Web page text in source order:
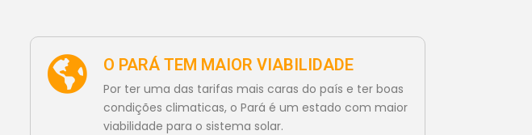
O PARÁ TEM MAIOR VIABILIDADE
Por ter uma das tarifas mais caras do país e ter boas
condições climaticas, o Pará é um estado com maior
viabilidade para o sistema solar.